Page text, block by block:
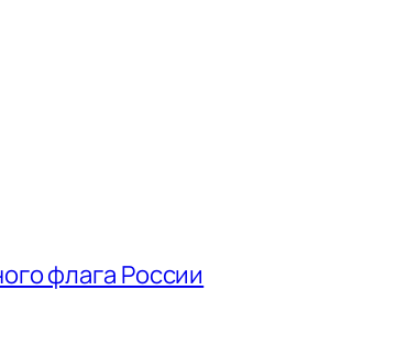
флага России